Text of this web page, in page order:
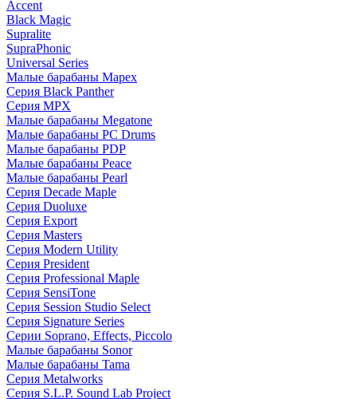
Accent
Black Magic
Supralite
SupraPhonic
Universal Series
Малые барабаны Mapex
Серия Black Panther
Серия MPX
Малые барабаны Megatone
Малые барабаны PC Drums
Малые барабаны PDP
Малые барабаны Peace
Малые барабаны Pearl
Серия Decade Maple
Серия Duoluxe
Серия Export
Серия Masters
Серия Modern Utility
Серия President
Серия Professional Maple
Серия SensiTone
Серия Session Studio Select
Серия Signature Series
Серии Soprano, Effects, Piccolo
Малые барабаны Sonor
Малые барабаны Tama
Серия Metalworks
Серия S.L.P. Sound Lab Project